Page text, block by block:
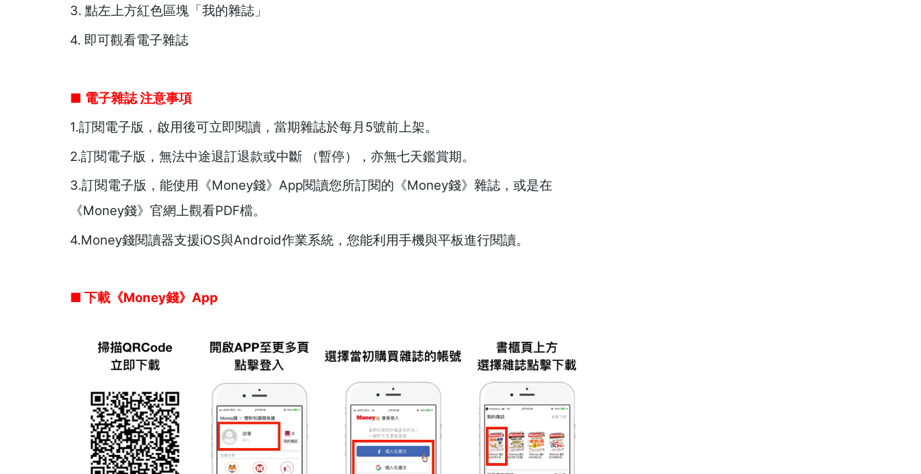
3. 點左上方紅色區塊「我的雜誌」
4. 即可觀看電子雜誌
■ 電子雜誌注意事項
1.訂閱電子版，啟用後可立即閱讀，當期雜誌於每月5號前上架。
2.訂閱電子版，無法中途退訂退款或中斷 （暫停），亦無七天鑑賞期。
3.訂閱電子版，能使用《Money錢》App閱讀您所訂閱的《Money錢》雜誌，或是在
《Money錢》官網上觀看PDF檔。
4.Money錢閱讀器支援iOS與Android作業系統，您能利用手機與平板進行閱讀。
■ 下載《Money錢》App